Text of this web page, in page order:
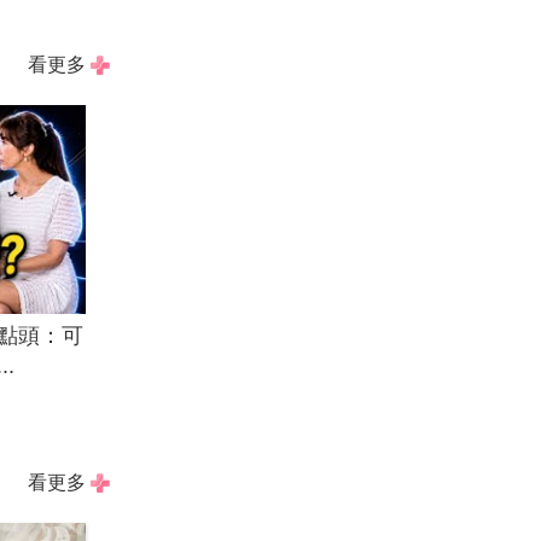
看更多
頭：可
看更多